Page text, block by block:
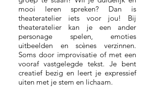
mooi leren spreken? Dan is
theateratelier iets voor jou! Bij
theateratelier kan je een ander
personage spelen, emoties
uitbeelden en scènes verzinnen.
Soms door improvisatie of met een
vooraf vastgelegde tekst. Je bent
creatief bezig en leert je expressief
uiten met je stem en lichaam.